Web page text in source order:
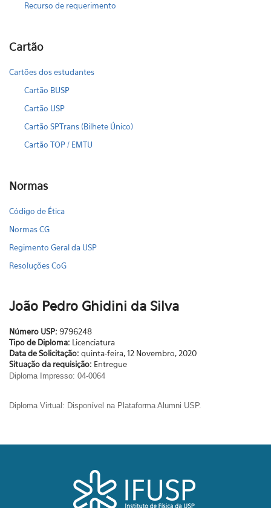
Recurso de requerimento
Cartão
Cartões dos estudantes
Cartão BUSP
Cartão USP
Cartão SPTrans (Bilhete Único)
Cartão TOP / EMTU
Normas
Código de Ética
Normas CG
Regimento Geral da USP
Resoluções CoG
João Pedro Ghidini da Silva
Número USP: 9796248
Tipo de Diploma: Licenciatura
Data de Solicitação: quinta-feira, 12 Novembro, 2020
Situação da requisição: Entregue
Diploma Impresso: 04-0064
Diploma Virtual: Disponível na Plataforma Alumni USP.